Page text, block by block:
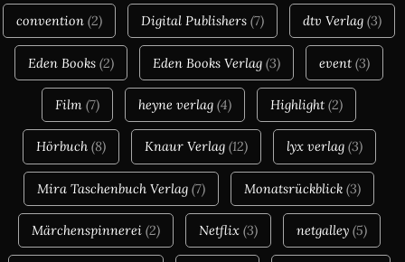
convention (2) Digital Publishers (7) dtv Verlag (3)
Eden Books (2) Eden Books Verlag (3) event (3)
Film (7) heyne verlag (4) Highlight (2)
Hörbuch(8) Knaur Verlag(12) lyx verlag(3)
Mira Taschenbuch Verlag (7) Monatsrückblick (3)
Märchenspinnerei(2) Netflix(3) netgalley(5)